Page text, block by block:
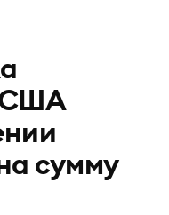
США
сумму